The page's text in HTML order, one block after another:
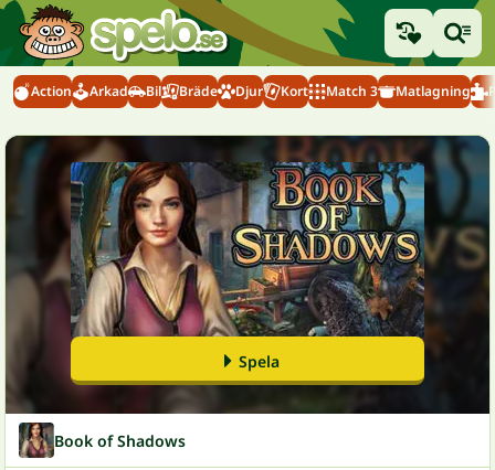
Action Arkad Bil Bräde Djur Kort Match 3 Matlagning
Spela
Book of Shadows